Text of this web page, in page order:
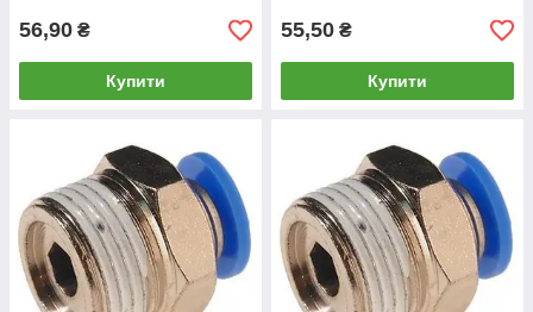
56,90 ₴
Купити
55,50 ₴
Купити